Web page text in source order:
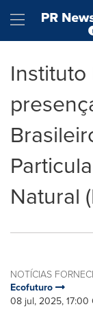
Natural
NOTÍCIAS
Ecofuturo
08 jul, 2025, 17:00